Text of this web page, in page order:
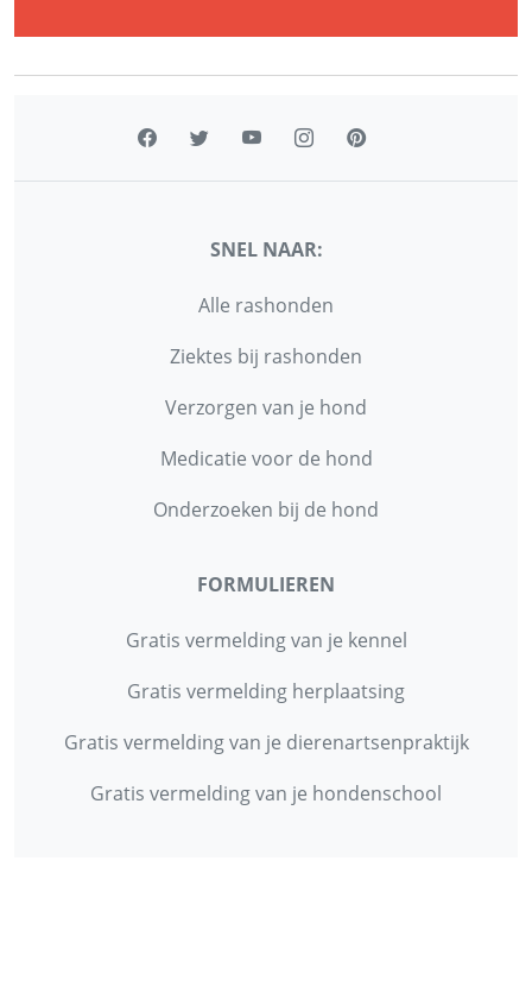
SNEL NAAR:
Alle rashonden
Ziektes bij rashonden
Verzorgen van je hond
Medicatie voor de hond
Onderzoeken bij de hond
FORMULIEREN
Gratis vermelding van je kennel
Gratis vermelding herplaatsing
Gratis vermelding van je dierenartsenpraktijk
Gratis vermelding van je hondenschool